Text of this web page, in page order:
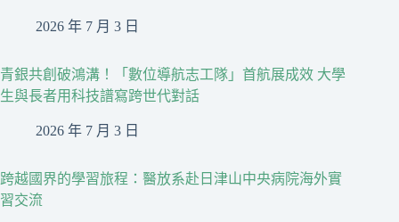
2026 年 7 月 3 日
青銀共創破鴻溝！「數位導航志工隊」首航展成效 大學
生與長者用科技譜寫跨世代對話
2026 年 7 月 3 日
跨越國界的學習旅程：醫放系赴日津山中央病院海外實
習交流